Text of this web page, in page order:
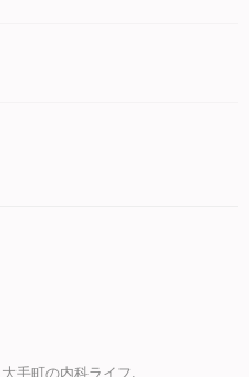
大手町の内科ライフ.